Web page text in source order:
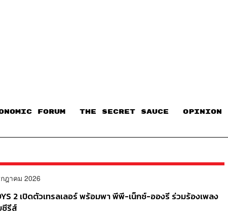
FORUM THE SECRET SAUCE​ OPINION
ฎาคม 2026
2 เปิดตัวเทรลเลอร์ พร้อมพา พีพี-เน็กซ์-อองรี ร่วมร้องเพลง
ซีรีส์